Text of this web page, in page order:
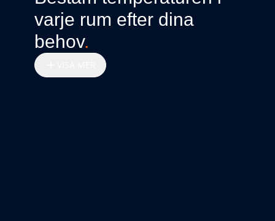
varje rum efter dina
behov.